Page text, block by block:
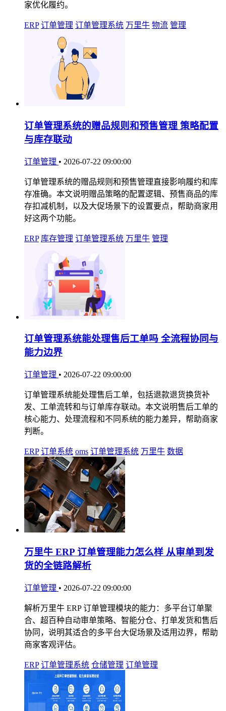
家优化履约。
ERP 订单管理 订单管理系统 万里牛 物流 管理
订单管理系统的赠品规则和预售管理 策略配置
与库存联动
订单管理 • 2026-07-22 09:00:00
订单管理系统的赠品规则和预售管理直接影响履约和库
存准确。本文说明赠品策略的配置逻辑、预售商品的库
存扣减机制，以及大促场景下的设置要点，帮助商家用
好这两个功能。
ERP 库存管理 订单管理系统 万里牛 管理
订单管理系统能处理售后工单吗 全流程协同与
能力边界
订单管理 • 2026-07-22 09:00:00
订单管理系统能处理售后工单，包括退款退货换货补
发、工单流转和与订单库存联动。本文说明售后工单的
核心能力、处理流程和不同系统的能力差异，帮助商家
判断。
ERP 订单系统 oms 订单管理系统 万里牛 数据
万里牛 ERP 订单管理能力怎么样 从审单到发
货的全链路解析
订单管理 • 2026-07-22 09:00:00
解析万里牛 ERP 订单管理模块的能力：多平台订单聚
合、超百种自动审单策略、智能分仓、打单发货和售后
协同，说明其适合的多平台大促场景及适用边界，帮助
商家客观评估。
ERP 订单管理系统 仓储管理 订单管理